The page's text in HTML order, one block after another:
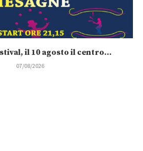
il 10 agosto il centro...
07/08/2026